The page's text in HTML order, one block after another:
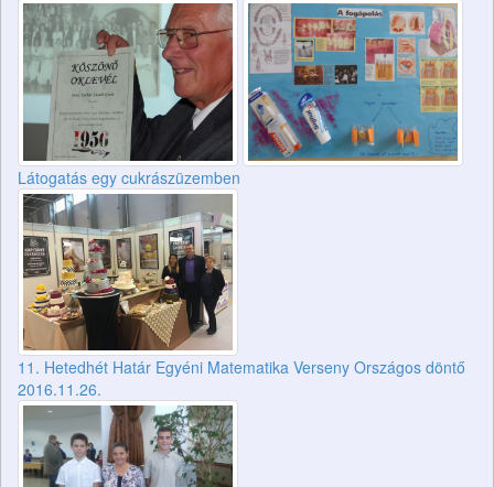
Látogatás egy cukrászüzemben
11. Hetedhét Határ Egyéni Matematika Verseny Országos döntő
2016.11.26.